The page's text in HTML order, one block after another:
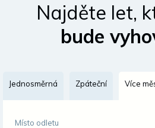
Přihlásit
Najděte let,
bude
Jednosměrná Zpáteční Více
Místo odletu